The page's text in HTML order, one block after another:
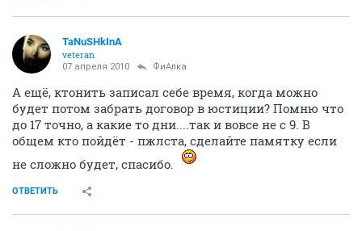
TaNuSHkInA
veteran
07 апреля 2010 ФиАлка
А ещё, ктонить записал себе время, когда можно
будет потом забрать договор в юстиции? Помню что
до 17 точно, а какие то дни....так и вовсе не с 9. В
общем кто пойдёт - пжлста, сделайте памятку если
не сложно будет, спасибо.
ОТВЕТИТЬ